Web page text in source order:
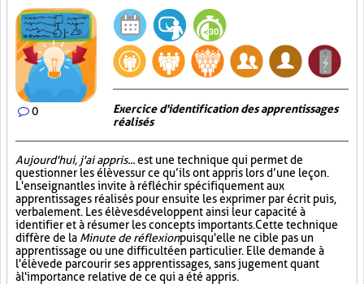
0
Exercice d'identification des apprentissages
réalisés
Aujourd'hui, j'ai appris...est une technique qui permet de
questionner les élèves sur ce qu’ils ont appris lors d’une leçon.
L'enseignant les invite à réfléchir spécifiquement aux
apprentissages réalisés pour ensuite les exprimer par écrit puis,
verbalement. Les élèves développent ainsi leur capacité à
identifier et à résumer les concepts importants. Cette technique
diffère de la Minute de réflexionpuisqu'elle ne cible pas un
apprentissage ou une difficulté en particulier. Elle demande à
l'élève de parcourir ses apprentissages, sans jugement quant
à l'importance relative de ce qui a été appris.